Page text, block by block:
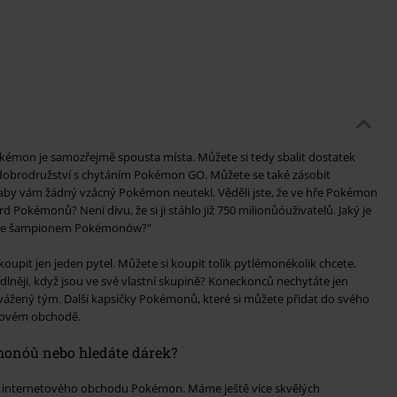
je samozřejmě spousta místa. Můžete si tedy sbalit dostatek
s chytáním Pokémon GO. Můžete se také zásobit
vám žádný vzácný Pokémon neutekl. Věděli jste, že ve hře Pokémon
Pokémonů? Není divu, že si ji stáhlo již 750 milionůóuživatelů. Jaký je
šampionem Pokémonów?"
jen jeden pytel. Můžete si koupit tolik pytlémonékolik chcete.
když jsou ve své vlastní skupině? Koneckonců nechytáte jen
tým. Další kapsičky Pokémonů, které si můžete přidat do svého
obchodě.
nebo hledáte dárek?
obchodu Pokémon. Máme ještě více skvělých